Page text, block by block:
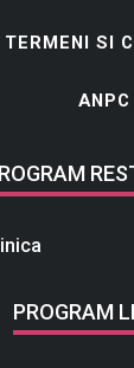
TERMENI SI
ANPC
PROGRAM